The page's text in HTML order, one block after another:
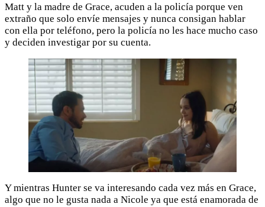
Matt y la madre de Grace, acuden a la policía porque ven
extraño que solo envíe mensajes y nunca consigan hablar
con ella por teléfono, pero la policía no les hace mucho caso
y deciden investigar por su cuenta.
Y mientras Hunter se va interesando cada vez más en Grace,
algo que no le gusta nada a Nicole ya que está enamorada de